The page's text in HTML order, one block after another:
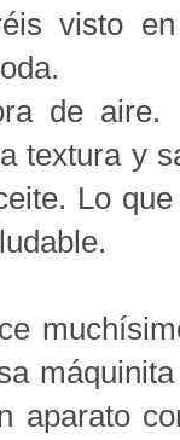
visto en
de aire.
textura y
Lo
aparato